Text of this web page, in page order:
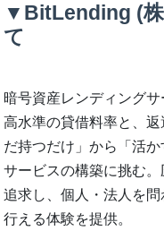
▼BitLending (
て
暗号資産レンディング
高水準の貸借料率と、
だ持つだけ」から「活
サービスの構築に挑む
追求し、個人・法人を
行える体験を提供。